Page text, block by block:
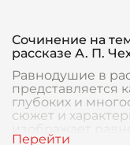
Сочинение на
рассказе А. П.
Равнодушие в
представляется
глубоких и
сюжет и
изображает